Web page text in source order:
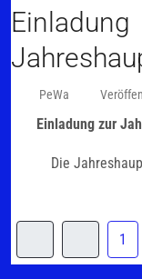
Einladung
PeWa
Einladung zur
Die
1